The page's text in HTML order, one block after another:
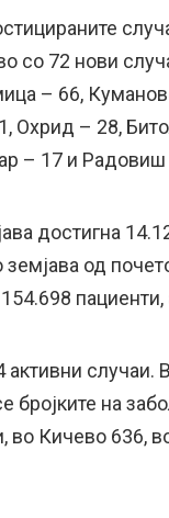
со 72 нови
– 66,
Охрид – 28,
– 17 и Радовиш
достигна
од
пациенти,
случаи.
бројките на
Кичево 636,